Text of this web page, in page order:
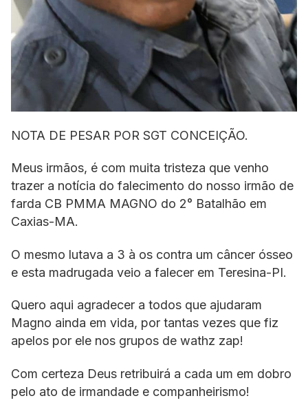
NOTA DE PESAR POR SGT CONCEIÇÃO.
Meus irmãos, é com muita tristeza que venho
trazer a notícia do falecimento do nosso irmão de
farda CB PMMA MAGNO do 2° Batalhão em
Caxias-MA.
O mesmo lutava a 3 à os contra um câncer ósseo
e esta madrugada veio a falecer em Teresina-PI.
Quero aqui agradecer a todos que ajudaram
Magno ainda em vida, por tantas vezes que fiz
apelos por ele nos grupos de wathz zap!
Com certeza Deus retribuirá a cada um em dobro
pelo ato de irmandade e companheirismo!